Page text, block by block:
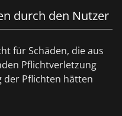
durch den Nutzer
für Schäden, die aus
Pflichtverletzung
der Pflichten hätten